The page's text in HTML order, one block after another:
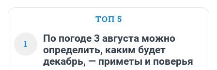
ТОП 5
1
По погоде 3 августа можно
определить, каким будет
декабрь, — приметы и поверья